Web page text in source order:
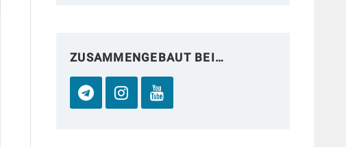
ZUSAMMENGEBAUT BEI…